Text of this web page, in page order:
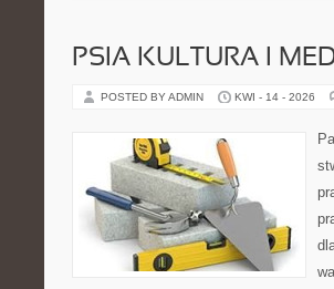
PSIA KULTURA I
POSTED BY ADMIN KWI - 14 - 2026